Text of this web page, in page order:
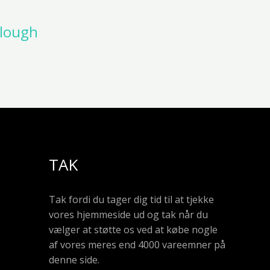
TAK
Tak fordi du tager dig tid til at tjekke
vores hjemmeside ud og tak når du
vælger at støtte os ved at købe nogle
af vores meres end 4000 vareemner på
denne side.